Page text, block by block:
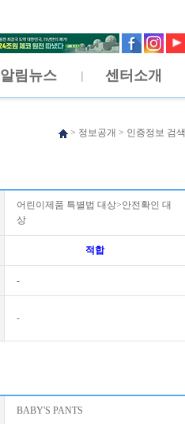
알림뉴스 센터소개
> 정보공개 > 인증정보 검색
어린이제품 특별법 대상>안전확인 대
상
적합
-
-
BABY'S PANTS